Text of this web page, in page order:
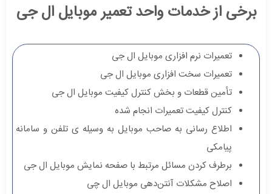
برخی از خدمات واحد تعمیر موبایل ال جی
تعمیرات نرم افزاری موبایل ال جی
تعمیرات سخت افزاری موبایل ال جی
تأمین قطعات و بخش کنترل کیفیت موبایل ال جی
کنترل کیفیت تعمیرات انجام شده
اطلاع‌ رسانی به صاحب موبایل به وسیله ی تلفن و سامانه
پیامکی
برطرف کردن مسائل مرتبط با صفحه نمایش موبایل ال جی
اصلاح مشکلات آنتن‌دهی موبایل ال چی